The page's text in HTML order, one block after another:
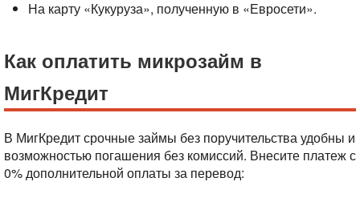
На карту «Кукуруза», полученную в «Евросети».
Как оплатить микрозайм в
МигКредит
В МигКредит срочные займы без поручительства удобны и
возможностью погашения без комиссий. Внесите платеж с
0% дополнительной оплаты за перевод: